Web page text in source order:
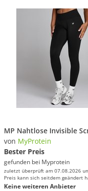
von MyProtein
Bester Preis
gefunden bei Myprotein
zuletzt überprüft am 07.08.2026
Preis kann sich seitdem geändert
Keine weiteren Anbieter